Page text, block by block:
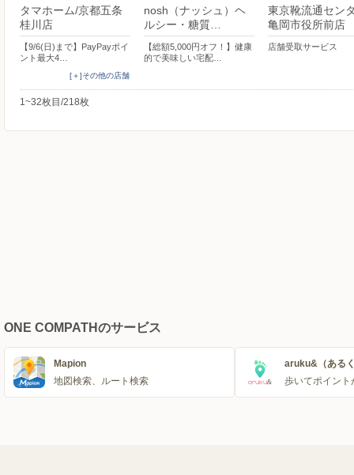
タマホーム/京都五条
桂川店
【9/6(日)まで】PayPayポイ
ント最大4…
[＋]その他の店舗
nosh（ナッシュ）ヘ
ルシー・糖質…
【総額5,000円オフ！】健康
的で美味しい宅配…
東京靴流通セン
亀岡市役所前店
店舗受取サービス
1~32枚目/218枚
ONE COMPATHのサービス
Mapion
地図検索、ルート検索
aruku&（ある
歩いてポイント